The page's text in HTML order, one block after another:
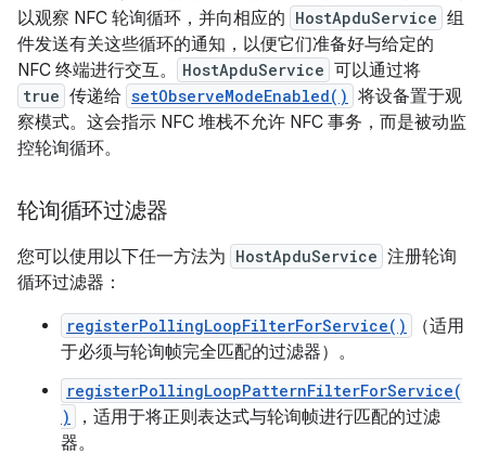
以观察 NFC 轮询循环，并向相应的 HostApduService 组
件发送有关这些循环的通知，以便它们准备好与给定的
NFC 终端进行交互。
HostApduService 可以通过将
true 传递给 setObserveModeEnabled() 将设备置于观
察模式。这会指示 NFC 堆栈不允许 NFC 事务，而是被动监
控轮询循环。
轮询循环过滤器
您可以使用以下任一方法为 HostApduService 注册轮询
循环过滤器：
registerPollingLoopFilterForService()
（适用
于必须与轮询帧完全匹配的过滤器）。
registerPollingLoopPatternFilterForService(
)
，适用于将正则表达式与轮询帧进行匹配的过滤
器。